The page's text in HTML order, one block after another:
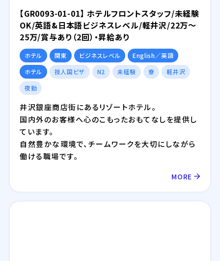
【GR0093-01-01】 ホテルフロントスタッフ/未経験
OK/英語&日本語ビジネスレベル/軽井沢/22万～
25万/賞与あり（2回）・昇給あり
ホテル 関東 ビジネスレベル
English／英語
ホテル
技人国ビザ N2 未経験 寮
軽井沢
夜勤
井沢銀座商店街にあるリゾートホテル。
国内外のお客様へ心のこもったおもてなしを提供し
ています。
自然豊かな環境で、チームワークを大切にしながら
働ける職場です。
MORE